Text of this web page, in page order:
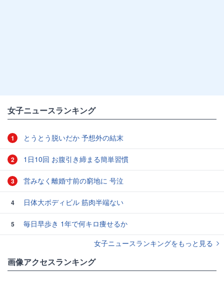
女子ニュースランキング
1 とうとう脱いだか 予想外の結末
2 1日10回 お腹引き締まる簡単習慣
3 営みなく離婚寸前の窮地に 号泣
4 日体大ボディビル 筋肉半端ない
5
毎日早歩き 1年で何キロ痩せるか
女子ニュースランキングをもっと見る
画像アクセスランキング